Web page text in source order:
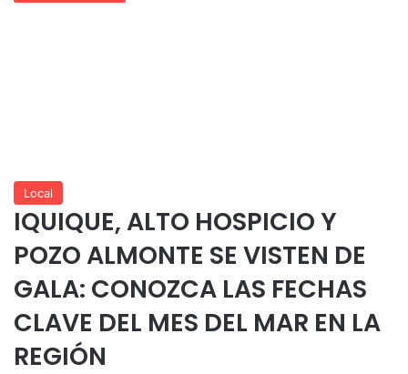
Local
IQUIQUE, ALTO HOSPICIO Y
POZO ALMONTE SE VISTEN DE
GALA: CONOZCA LAS FECHAS
CLAVE DEL MES DEL MAR EN LA
REGIÓN